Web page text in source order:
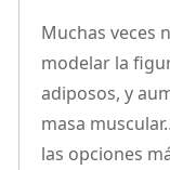
Muchas veces
modelar la
adiposos, y
masa
las opciones